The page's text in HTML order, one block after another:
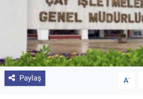
Paylaş A-
Dünyada Tarım
Üretici Birlikleri
Şeker ve Şekerli Mamüller